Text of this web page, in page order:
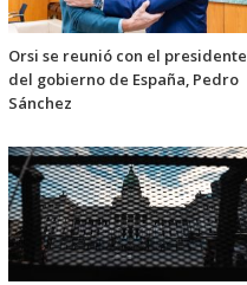
Orsi se reunió con el presidente
del gobierno de España, Pedro
Sánchez